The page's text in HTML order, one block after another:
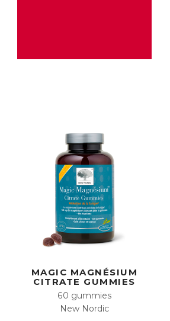
MAGIC MAGNÉSIUM
CITRATE GUMMIES
60 gummies
New Nordic